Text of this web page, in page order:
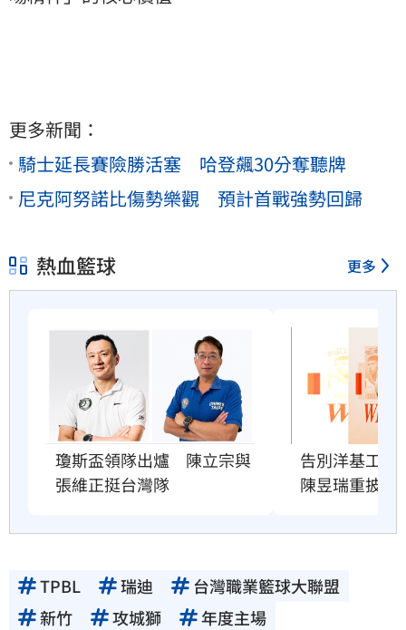
更多新聞：
騎士延長賽險勝活塞 哈登飆30分奪聽牌
尼克阿努諾比傷勢樂觀 預計首戰強勢回歸
熱血籃球 更多
瓊斯盃領隊出爐　陳立宗與
張維正挺台灣隊
告別洋基工程
陳昱瑞重披戰
TPBL 瑞迪
台灣職業籃球大聯盟
新竹
攻城獅 年度主場